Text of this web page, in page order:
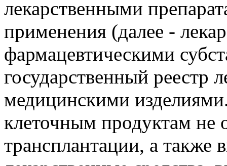
лекарственными
применения (далее -
фармацевтическими
государственный реестр
медицинскими
клеточным продуктам не
трансплантации, а также